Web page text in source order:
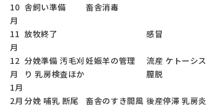
10
月
舎飼い準備 畜舎消毒
11
月
放牧終了 感冒
12
月
分娩準備 汚毛刈
り 乳房検査ほか
妊娠羊の管理
流産 ケトーシス
膣脱
1月
2月 分娩 哺乳 断尾
畜舎のすき間風 後産停滞 乳房炎